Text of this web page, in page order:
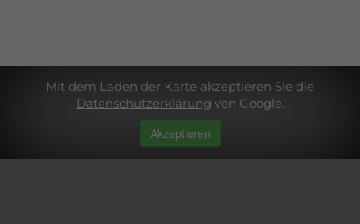
Mit dem Laden der Karte akzeptieren Sie die
Datenschutzerklärung von Google.
Akzeptieren